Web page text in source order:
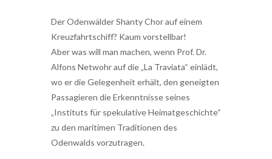
Der Odenwälder Shanty Chor auf einem
Kreuzfahrtschiff? Kaum vorstellbar!
Aber was will man machen, wenn Prof. Dr.
Alfons Netwohr auf die „La Traviata“ einlädt,
wo er die Gelegenheit erhält, den geneigten
Passagieren die Erkenntnisse seines
„Instituts für spekulative Heimatgeschichte“
zu den maritimen Traditionen des
Odenwalds vorzutragen.